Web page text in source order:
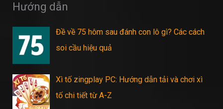
Hướng dẫn
Đề về 75 hôm sau đánh con lô gì? Các cách
soi cầu hiệu quả
Xì tố zingplay PC: Hướng dẫn tải và chơi xì
tố chi tiết từ A-Z